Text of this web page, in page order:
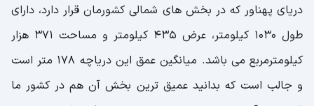
غار بورنیک
غار سهولان
غار یخ مراد
آبشارهای ایران
دریای پهناور که در بخش های شمالی کشورمان قرار دارد، دارای
طول 1030 کیلومتر، عرض 435 کیلومتر و مساحت 371 هزار
کیلومترمربع می باشد. میانگین عمق این دریاچه 178 متر است
و جالب است که بدانید عمیق ترین بخش آن هم در کشور ما